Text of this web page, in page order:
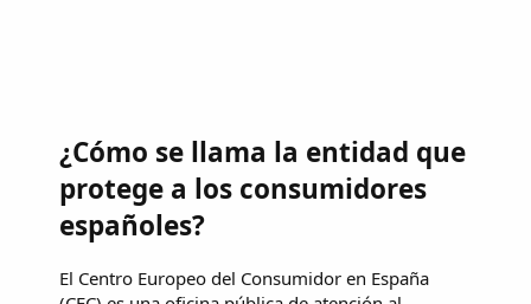
¿Cómo se llama la entidad que
protege a los consumidores
españoles?
El Centro Europeo del Consumidor en España